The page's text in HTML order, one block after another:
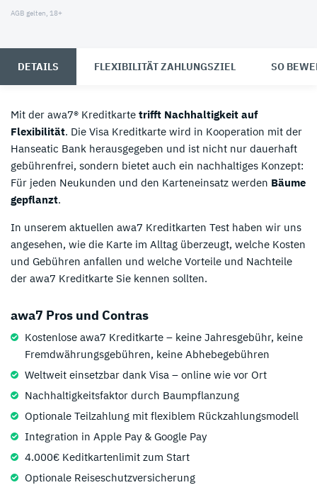
AGB gelten, 18+
DETAILS FLEXIBILITÄT ZAHLUNGSZIEL SO
Mit der awa7® Kreditkarte trifft Nachhaltigkeit auf
Flexibilität. Die Visa Kreditkarte wird in Kooperation mit der
Hanseatic Bank herausgegeben und ist nicht nur dauerhaft
gebührenfrei, sondern bietet auch ein nachhaltiges Konzept:
Für jeden Neukunden und den Karteneinsatz werden Bäume
gepflanzt.
In unserem aktuellen awa7 Kreditkarten Test haben wir uns
angesehen, wie die Karte im Alltag überzeugt, welche Kosten
und Gebühren anfallen und welche Vorteile und Nachteile
der awa7 Kreditkarte Sie kennen sollten.
awa7 Pros und Contras
Kostenlose awa7 Kreditkarte – keine Jahresgebühr, keine
Fremdwährungsgebühren, keine Abhebegebühren
Weltweit einsetzbar dank Visa – online wie vor Ort
Nachhaltigkeitsfaktor durch Baumpflanzung
Optionale Teilzahlung mit flexiblem Rückzahlungsmodell
Integration in Apple Pay & Google Pay
4.000€ Keditkartenlimit zum Start
Optionale Reiseschutzversicherung